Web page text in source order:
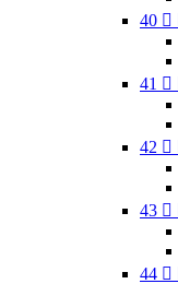
40 
41 
42 
43 
44 